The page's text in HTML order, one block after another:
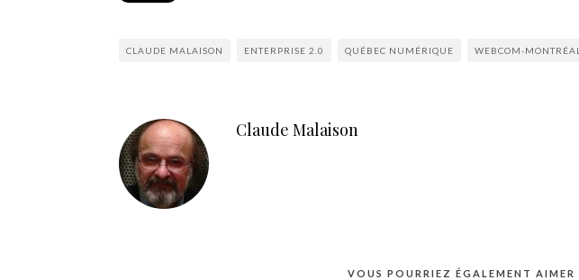
CLAUDE MALAISON ENTERPRISE 2.0 QUÉBEC NUMÉRIQUE WEBCOM-MONTRÉAL
Claude Malaison
VOUS POURRIEZ ÉGALEMENT AIMER